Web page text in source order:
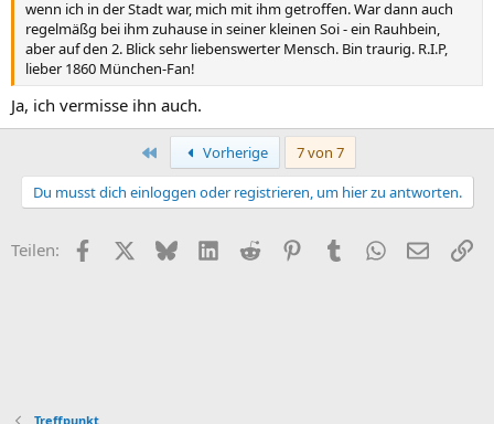
wenn ich in der Stadt war, mich mit ihm getroffen. War dann auch
regelmäßg bei ihm zuhause in seiner kleinen Soi - ein Rauhbein,
aber auf den 2. Blick sehr liebenswerter Mensch. Bin traurig. R.I.P,
lieber 1860 München-Fan!
Ja, ich vermisse ihn auch.
Erste Vorherige
7 von 7
Du musst dich einloggen oder registrieren, um hier zu antworten.
Teilen: FacebookX (Twitter)
BlueskyLinkedIn
Reddit PinterestTumblr WhatsApp
E-Mail
Treffpunkt